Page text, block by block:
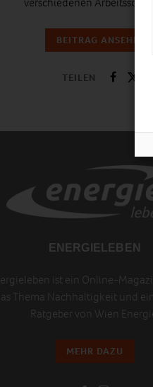
BEITRAG ANSEHEN
TEILEN
ENERGIELEBEN
ist ein Online-
Thema Nachhaltigkeit und
Ratgeber von Wien
MEHR DAZU